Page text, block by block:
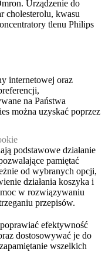
Urządzenie do
cholesterolu, kwasu
tlenu Philips
internetowej oraz
na Państwa
można uzyskać poprzez
podstawowe działanie
pamiętać
od wybranych opcji,
działania koszyka i
w rozwiązywaniu
przepisów.
efektywność
dostosowywać je do
wszelkich